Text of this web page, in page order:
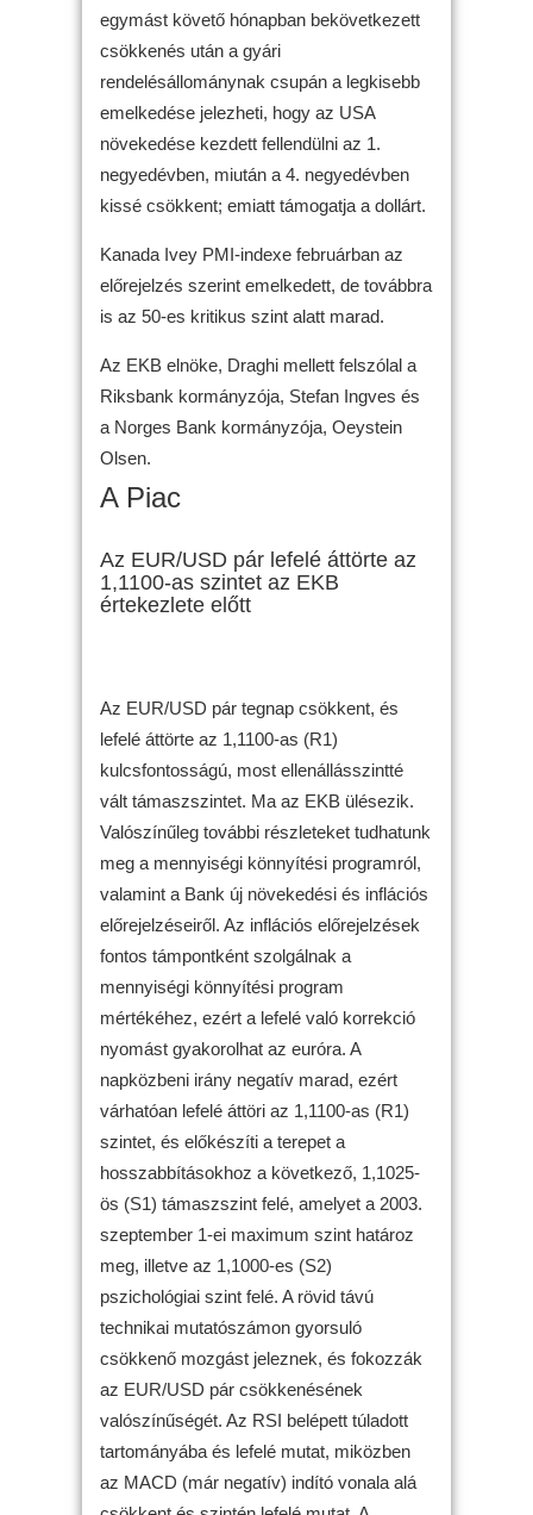
egymást követő hónapban bekövetkezett
csökkenés után a gyári
rendelésállománynak csupán a legkisebb
emelkedése jelezheti, hogy az USA
növekedése kezdett fellendülni az 1.
negyedévben, miután a 4. negyedévben
kissé csökkent; emiatt támogatja a dollárt.
Kanada Ivey PMI-indexe februárban az
előrejelzés szerint emelkedett, de továbbra
is az 50-es kritikus szint alatt marad.
Az EKB elnöke, Draghi mellett felszólal a
Riksbank kormányzója, Stefan Ingves és
a Norges Bank kormányzója, Oeystein
Olsen.
A Piac
Az EUR/USD pár lefelé áttörte az
1,1100-as szintet az EKB
értekezlete előtt
Az EUR/USD pár tegnap csökkent, és
lefelé áttörte az 1,1100-as (R1)
kulcsfontosságú, most ellenállásszintté
vált támaszszintet. Ma az EKB ülésezik.
Valószínűleg további részleteket tudhatunk
meg a mennyiségi könnyítési programról,
valamint a Bank új növekedési és inflációs
előrejelzéseiről. Az inflációs előrejelzések
fontos támpontként szolgálnak a
mennyiségi könnyítési program
mértékéhez, ezért a lefelé való korrekció
nyomást gyakorolhat az euróra. A
napközbeni irány negatív marad, ezért
várhatóan lefelé áttöri az 1,1100-as (R1)
szintet, és előkészíti a terepet a
hosszabbításokhoz a következő, 1,1025-
ös (S1) támaszszint felé, amelyet a 2003.
szeptember 1-ei maximum szint határoz
meg, illetve az 1,1000-es (S2)
pszichológiai szint felé. A rövid távú
technikai mutatószámon gyorsuló
csökkenő mozgást jeleznek, és fokozzák
az EUR/USD pár csökkenésének
valószínűségét. Az RSI belépett túladott
tartományába és lefelé mutat, miközben
az MACD (már negatív) indító vonala alá